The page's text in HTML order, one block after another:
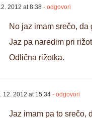
2012 at 8:38 - odgovori
No jaz imam srečo,
Jaz pa naredim pri
Odlična rižotka.
12. 2012 at 15:34 - odgovori
Jaz imam pa to srečo,